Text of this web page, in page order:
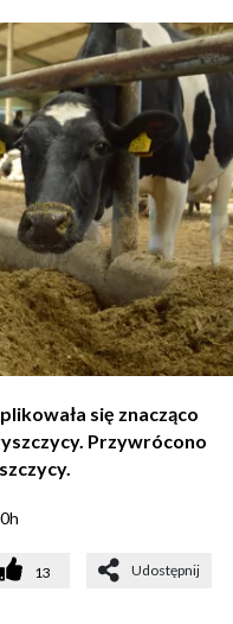
się znacząco
Przywrócono
13 Udostępnij